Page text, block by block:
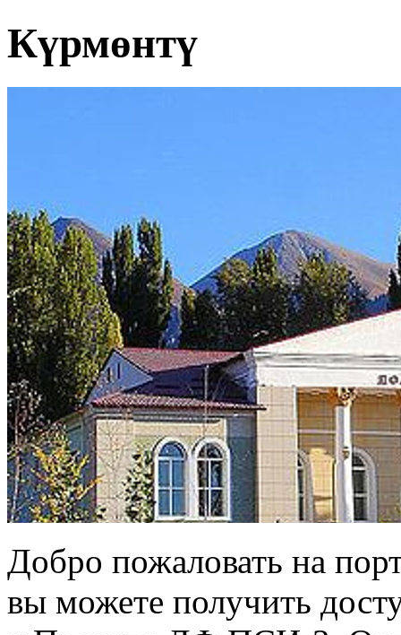
Күрмөнтү
Добро пожаловать на
вы можете получить